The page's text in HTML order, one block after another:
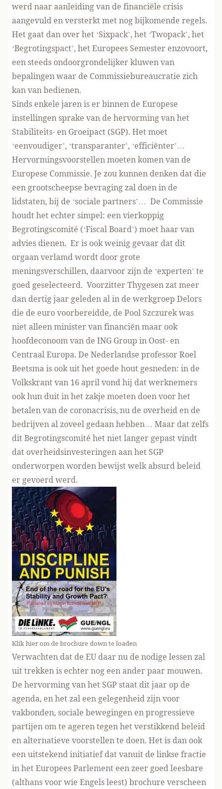
werd naar aanleiding van de financiële crisis
aangevuld en versterkt met nog bijkomende regels.
Het gaat dan over het ‘Sixpack’, het ‘Twopack’, het
‘Begrotingspact’, het Europees Semester enzovoort,
een steeds ondoorgrondelijker kluwen van
bepalingen waar de Commissiebureaucratie zich
kan van bedienen.
Sinds enkele jaren is er binnen de Europese
instellingen sprake van de hervorming van het
Stabiliteits- en Groeipact (SGP). Het moet
‘eenvoudiger’, ‘transparanter’, ‘efficiënter’…
Hervormingsvoorstellen moeten komen van de
Europese Commissie. Je zou kunnen denken dat die
een grootscheepse bevraging zal doen in de
lidstaten, bij de ‘sociale partners’… De Commissie
houdt het echter simpel: een vierkoppig
Begrotingscomité (‘Fiscal Board’) moet haar van
advies dienen. Er is ook weinig gevaar dat dit
orgaan verlamd wordt door grote
meningsverschillen, daarvoor zijn de ‘experten’ te
goed geselecteerd. Voorzitter Thygesen zat meer
dan dertig jaar geleden al in de werkgroep Delors
die de euro voorbereidde, de Pool Szczurek was
niet alleen minister van financiën maar ook
hoofdeconoom van de ING Group in Oost- en
Centraal Europa. De Nederlandse professor Roel
Beetsma is ook uit het goede hout gesneden: in de
Volkskrant van 16 april vond hij dat werknemers
ook hun duit in het zakje moeten doen voor het
betalen van de coronacrisis, nu de overheid en de
bedrijven al zoveel gedaan hebben… Maar dat zelfs
dit Begrotingscomité het niet langer gepast vindt
dat overheidsinvesteringen aan het SGP
onderworpen worden bewijst welk absurd beleid
er gevoerd werd.
Klik hier om de brochure down te loaden
Verwachten dat de EU daar nu de nodige lessen zal
uit trekken is echter nog een ander paar mouwen.
De hervorming van het SGP staat dit jaar op de
agenda, en het zal een gelegenheid zijn voor
vakbonden, sociale bewegingen en progressieve
partijen om te ageren tegen het verstikkend beleid
en alternatieve voorstellen te doen. Het is dan ook
een uitstekend initiatief dat vanuit de linkse fractie
in het Europees Parlement een zeer goed leesbare
(althans voor wie Engels leest) brochure verscheen